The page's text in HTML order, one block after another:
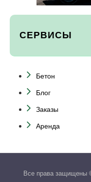
СЕРВИСЫ
Бетон
Блог
Заказы
Аренда
Все права защищены